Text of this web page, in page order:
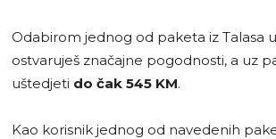
Odabirom jednog od paketa iz Talasa
ostvaruješ značajne pogodnosti, a uz
uštedjeti do čak 545 KM.
Kao korisnik jednog od navedenih